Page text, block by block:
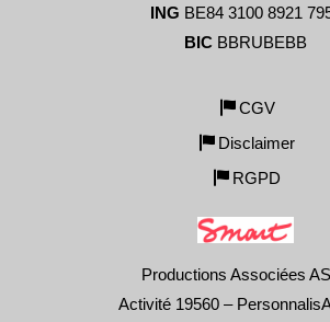
ING BE84 3100 8921
BIC BBRUBEBB
CGV
Disclaimer
RGPD
Productions Associées
Activité 19560 –